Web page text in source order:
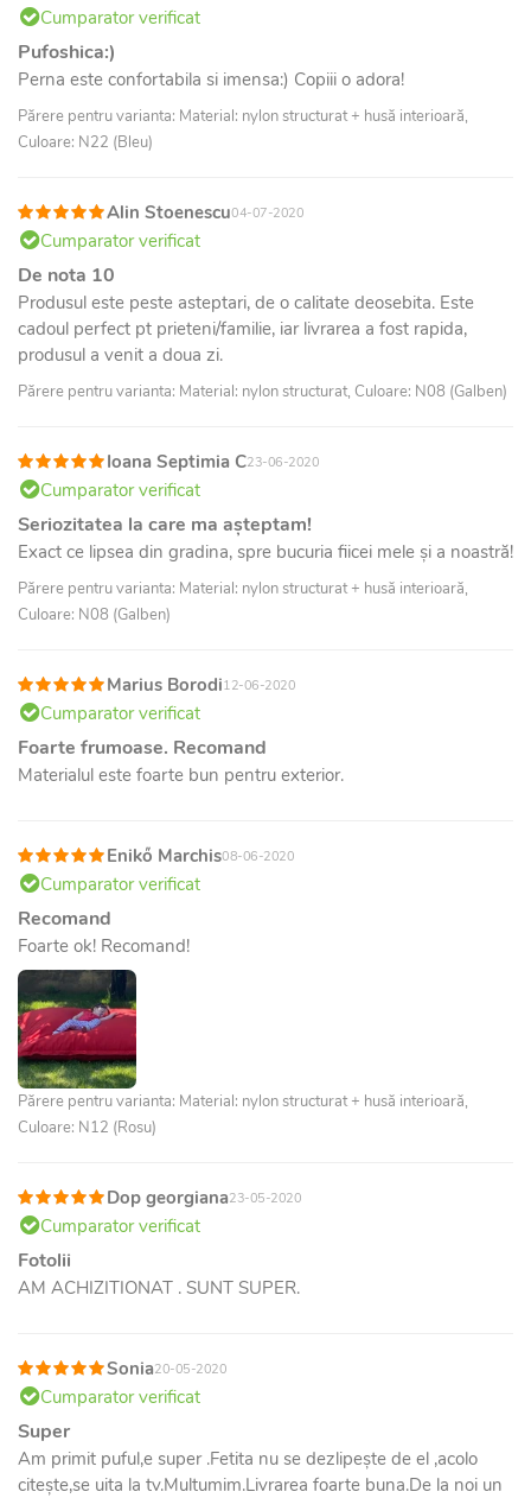
Cumparator verificat
Pufoshica:)
Perna este confortabila si imensa:) Copiii o adora!
Părere pentru varianta: Material: nylon structurat + husă interioară,
Culoare: N22 (Bleu)
Alin Stoenescu04-07-2020
Cumparator verificat
De nota 10
Produsul este peste asteptari, de o calitate deosebita. Este
cadoul perfect pt prieteni/familie, iar livrarea a fost rapida,
produsul a venit a doua zi.
Părere pentru varianta: Material: nylon structurat, Culoare: N08 (Galben)
Ioana Septimia C23-06-2020
Cumparator verificat
Seriozitatea la care ma așteptam!
Exact ce lipsea din gradina, spre bucuria fiicei mele și a noastră!
Părere pentru varianta: Material: nylon structurat + husă interioară,
Culoare: N08 (Galben)
Marius Borodi12-06-2020
Cumparator verificat
Foarte frumoase. Recomand
Materialul este foarte bun pentru exterior.
Enikő Marchis08-06-2020
Cumparator verificat
Recomand
Foarte ok! Recomand!
Părere pentru varianta: Material: nylon structurat + husă interioară,
Culoare: N12 (Rosu)
Dop georgiana23-05-2020
Cumparator verificat
Fotolii
AM ACHIZITIONAT . SUNT SUPER.
Sonia20-05-2020
Cumparator verificat
Super
Am primit puful,e super .Fetita nu se dezlipește de el ,acolo
citește,se uita la tv.Multumim.Livrarea foarte buna.De la noi un